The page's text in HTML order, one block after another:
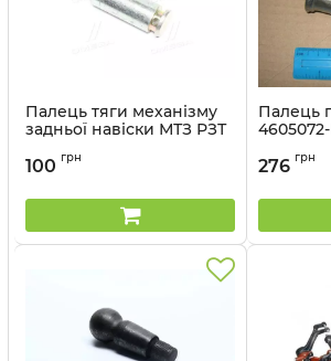
Палець тяги механізму
задньої навіски МТЗ РЗТ
100 грн
Палець
276 грн